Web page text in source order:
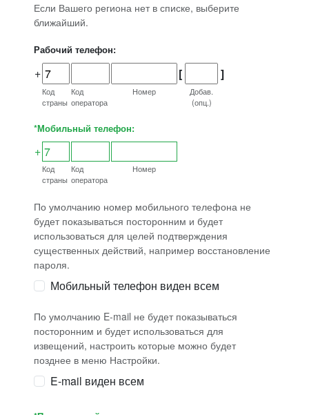
Если Вашего региона нет в списке, выберите
ближайший.
Рабочий телефон:
+ [ ]
Код
страны
Код
оператора
Номер
Добав.
(опц.)
*Мобильный телефон:
+
Код
страны
Код
оператора
Номер
По умолчанию номер мобильного телефона не
будет показываться посторонним и будет
использоваться для целей подтверждения
существенных действий, например восстановление
пароля.
Мобильный телефон виден всем
По умолчанию E-mail не будет показываться
посторонним и будет использоваться для
извещений, настроить которые можно будет
позднее в меню Настройки.
E-mail виден всем